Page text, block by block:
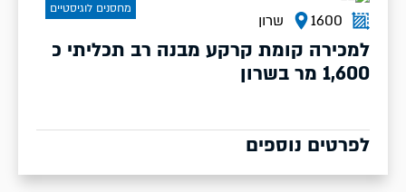
1600 שרון
למכירה קומת קרקע מבנה רב תכליתי כ
1,600 מר בשרון
לפרטים נוספים
מחסנים לוגיסטיים